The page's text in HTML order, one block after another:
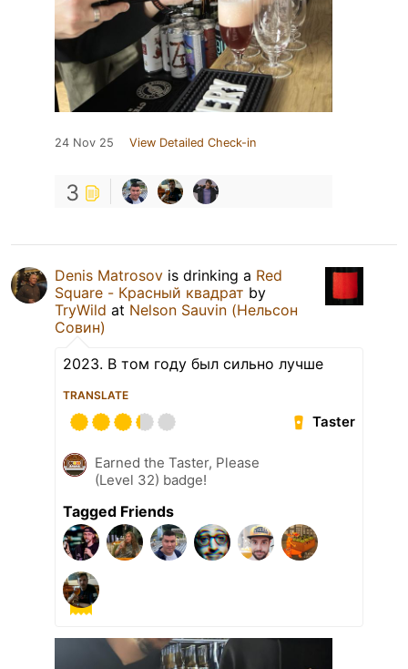
24 Nov 25 View Detailed Check-in
3
Denis Matrosov is drinking a Red
Square - Красный квадрат by
TryWild at Nelson Sauvin (Нельсон
Совин)
2023. В том году был сильно лучше
TRANSLATE
Taster
Earned the Taster, Please
(Level 32) badge!
Tagged Friends